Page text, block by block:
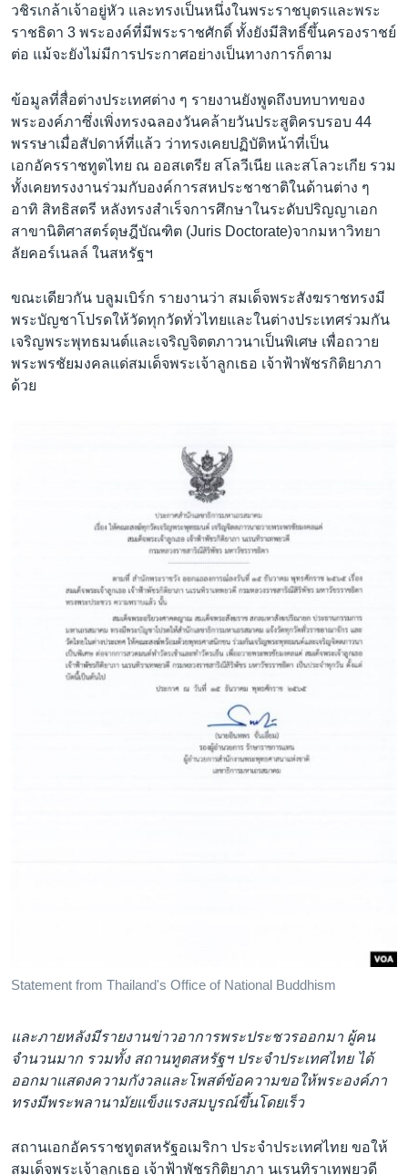
วชิรเกล้าเจ้าอยู่หัว และทรงเป็นหนึ่งในพระราชบุตรและพระ
ราชธิดา 3 พระองค์ที่มีพระราชศักดิ์ ทั้งยังมีสิทธิ์ขึ้นครองราชย์
ต่อ แม้จะยังไม่มีการประกาศอย่างเป็นทางการก็ตาม
ข้อมูลที่สื่อต่างประเทศต่าง ๆ รายงานยังพูดถึงบทบาทของ
พระองค์ภาซึ่งเพิ่งทรงฉลองวันคล้ายวันประสูติครบรอบ 44
พรรษาเมื่อสัปดาห์ที่แล้ว ว่าทรงเคยปฏิบัติหน้าที่เป็น
เอกอัครราชทูตไทย ณ ออสเตรีย สโลวีเนีย และสโลวะเกีย รวม
ทั้งเคยทรงงานร่วมกับองค์การสหประชาชาติในด้านต่าง ๆ
อาทิ สิทธิสตรี หลังทรงสำเร็จการศึกษาในระดับปริญญาเอก
สาขานิติศาสตร์ดุษฎีบัณฑิต (Juris Doctorate)จากมหาวิทยา
ลัยคอร์เนลล์ ในสหรัฐฯ
ขณะเดียวกัน บลูมเบิร์ก รายงานว่า สมเด็จพระสังฆราชทรงมี
พระบัญชาโปรดให้วัดทุกวัดทั่วไทยและในต่างประเทศร่วมกัน
เจริญพระพุทธมนต์และเจริญจิตตภาวนาเป็นพิเศษ เพื่อถวาย
พระพรชัยมงคลแด่สมเด็จพระเจ้าลูกเธอ เจ้าฟ้าพัชรกิติยาภา
ด้วย
Statement from Thailand's Office of National Buddhism
และภายหลังมีรายงานข่าวอาการพระประชวรออกมา ผู้คน
จำนวนมาก รวมทั้ง สถานทูตสหรัฐฯ ประจำประเทศไทย ได้
ออกมาแสดงความกังวลและโพสต์ข้อความขอให้พระองค์ภา
ทรงมีพระพลานามัยแข็งแรงสมบูรณ์ขึ้นโดยเร็ว
สถานเอกอัครราชทูตสหรัฐอเมริกา ประจำประเทศไทย ขอให้
สมเด็จพระเจ้าลูกเธอ เจ้าฟ้าพัชรกิติยาภา นเรนทิราเทพยวดี